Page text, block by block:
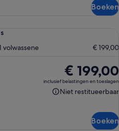
Boeken
volwassene
€ 199,00
De
prijs
is
€ 199,00
inclusief belastingen en toeslagen
Niet restitueerbaar
Niet
Boeken